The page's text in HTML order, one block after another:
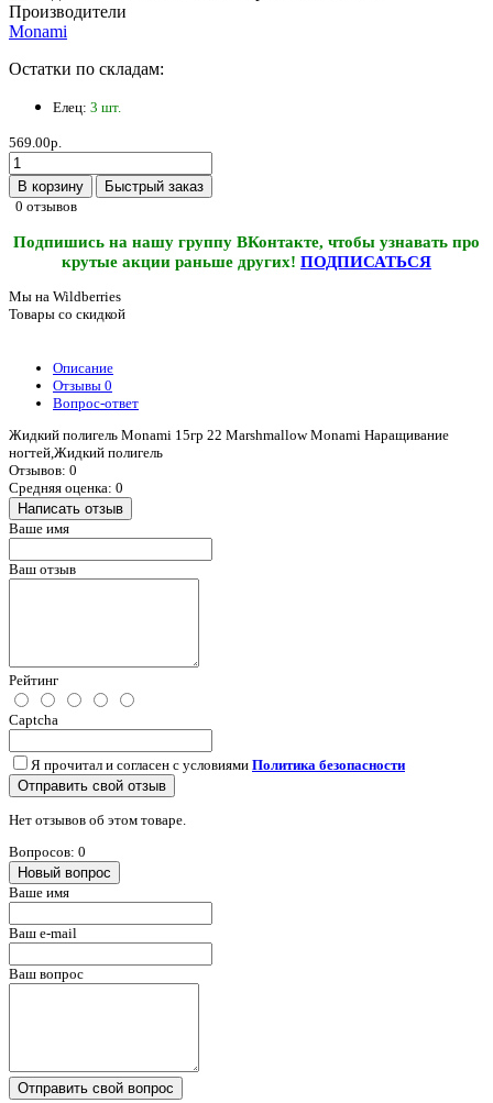
Производители
Monami
Остатки по складам:
Елец: 3 шт.
569.00р.
В корзину
Быстрый заказ
0 отзывов
Подпишись на нашу группу ВКонтакте, чтобы узнавать про
крутые акции раньше других! ПОДПИСАТЬСЯ
Мы на Wildberries
Товары со скидкой
Описание
Отзывы 0
Вопрос-ответ
Жидкий полигель Monami 15гр 22 Marshmallow Monami Наращивание
ногтей,Жидкий полигель
Отзывов: 0
Средняя оценка: 0
Написать отзыв
Ваше имя
Ваш отзыв
Рейтинг
Captcha
Я прочитал и согласен с условиями Политика безопасности
Отправить свой отзыв
Нет отзывов об этом товаре.
Вопросов: 0
Новый вопрос
Ваше имя
Ваш e-mail
Ваш вопрос
Отправить свой вопрос